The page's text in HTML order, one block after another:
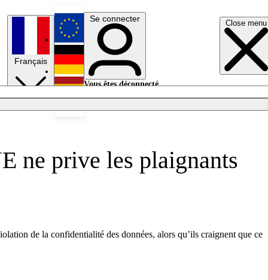
Close menu
Français
English
Deutsch
Se connecter
Vous êtes déconnecté.
ne prive les plaignants
de la confidentialité des données, alors qu’ils craignent que ce